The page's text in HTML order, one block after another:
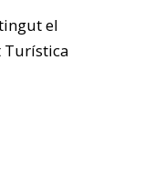
el
Turística